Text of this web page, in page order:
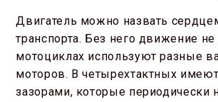
Двигатель можно назвать
транспорта. Без него движение не
мотоциклах используют разные
моторов. В четырехтактных
зазорами, которые периодически